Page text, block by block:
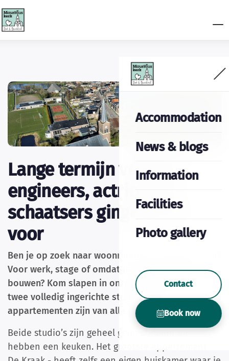
Accommodation
News & blogs
Information
Facilities
Photo gallery
Contact
Book now
Lange termijn verhuur:
engineers, actrices en
schaatsers gingen je al
voor
Ben je op zoek naar woonruimte voor langere tijd?
Voor werk, stage of omdat je een boot laat
bouwen? Kom slapen in onze kerk. We hebben
twee volledig ingerichte studio’s. De
appartementen zijn van alle gemakken voorzien.
Beide studio’s zijn geheel gemeubileerd en
hebben een keuken. Het grootste appartement -